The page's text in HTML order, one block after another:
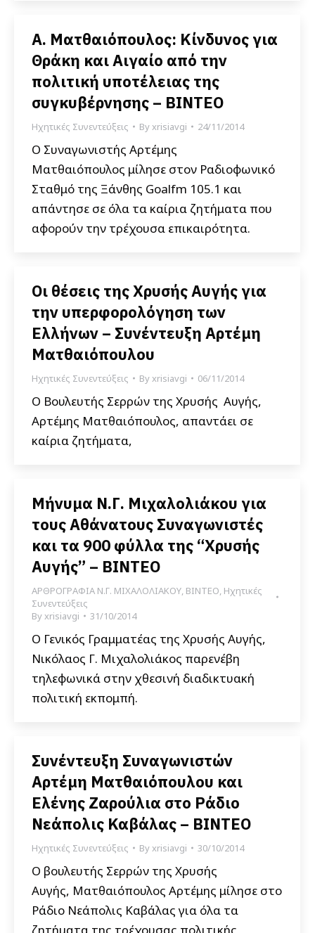
Α. Ματθαιόπουλος: Κίνδυνος για
Θράκη και Αιγαίο από την
πολιτική υποτέλειας της
συγκυβέρνησης – ΒΙΝΤΕΟ
Ηχητικές Συνεντεύξεις Byxrisiavgi 24/11/2014
Ο Συναγωνιστής Αρτέμης
Ματθαιόπουλος μίλησε στον Ραδιοφωνικό
Σταθμό της Ξάνθης Goalfm 105.1 και
απάντησε σε όλα τα καίρια ζητήματα που
αφορούν την τρέχουσα επικαιρότητα.
Οι θέσεις της Χρυσής Αυγής για
την υπερφορολόγηση των
Ελλήνων – Συνέντευξη Αρτέμη
Ματθαιόπουλου
Ηχητικές Συνεντεύξεις Byxrisiavgi 06/11/2014
Ο Βουλευτής Σερρών της Χρυσής Αυγής,
Αρτέμης Ματθαιόπουλος, απαντάει σε
καίρια ζητήματα,
Μήνυμα Ν.Γ. Μιχαλολιάκου για
τους Αθάνατους Συναγωνιστές
και τα 900 φύλλα της “Χρυσής
Αυγής” – ΒΙΝΤΕΟ
ΑΡΘΡΟΓΡΑΦΙΑ Ν.Γ. ΜΙΧΑΛΟΛΙΑΚΟΥ, ΒΙΝΤΕΟ, Ηχητικές
Συνεντεύξεις
Byxrisiavgi 31/10/2014
Ο Γενικός Γραμματέας της Χρυσής Αυγής,
Νικόλαος Γ. Μιχαλολιάκος παρενέβη
τηλεφωνικά στην χθεσινή διαδικτυακή
πολιτική εκπομπή.
Συνέντευξη Συναγωνιστών
Αρτέμη Ματθαιόπουλου και
Ελένης Ζαρούλια στο Ράδιο
Νεάπολις Καβάλας – ΒΙΝΤΕΟ
Ηχητικές Συνεντεύξεις Byxrisiavgi 30/10/2014
Ο βουλευτής Σερρών της Χρυσής
Αυγής, Ματθαιόπουλος Αρτέμης μίλησε στο
Ράδιο Νεάπολις Καβάλας για όλα τα